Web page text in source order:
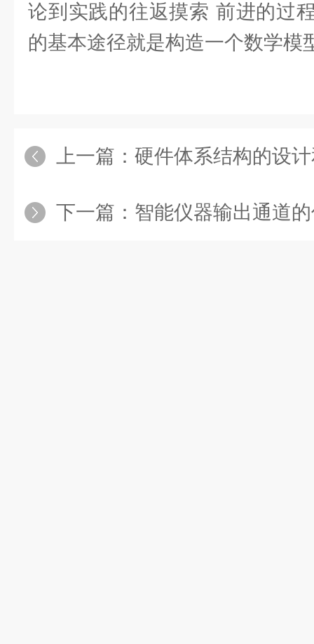
论到实践的往返摸索 前进的过
的基本途径就是构造一个数学模
上一篇： 硬件体系结构的设计和多
下一篇： 智能仪器输出通道